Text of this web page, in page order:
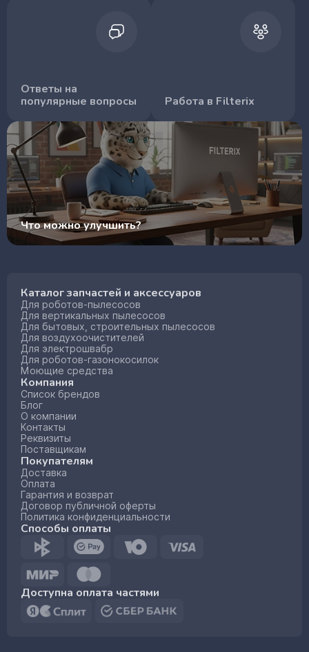
Ответы на
популярные вопросы
Работа в Filterix
Что можно улучшить?
Каталог запчастей и аксессуаров
Для роботов-пылесосов
Для вертикальных пылесосов
Для бытовых, строительных пылесосов
Для воздухоочистителей
Для электрошвабр
Для роботов-газонокосилок
Моющие средства
Компания
Список брендов
Блог
О компании
Контакты
Реквизиты
Поставщикам
Покупателям
Доставка
Оплата
Гарантия и возврат
Договор публичной оферты
Политика конфиденциальности
Способы оплаты
Доступна оплата частями